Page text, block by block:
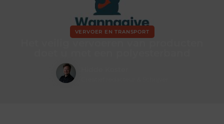
VERVOER EN TRANSPORT